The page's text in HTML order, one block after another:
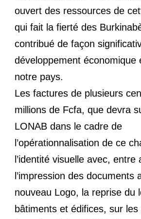
ouvert des ressources de
qui fait la fierté des
contribué de façon
développement économique
notre pays.
Les factures de plusieurs
millions de Fcfa, que devra
LONAB dans le cadre de
l’opérationnalisation de ce
l’identité visuelle avec, entre
l’impression des documents
nouveau Logo, la reprise du
bâtiments et édifices, sur les